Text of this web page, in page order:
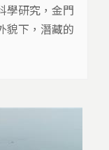
學研究，金門
貌下，潛藏的